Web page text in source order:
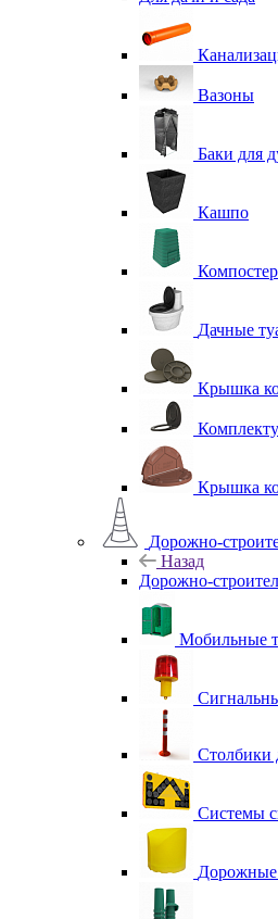
Вазоны
Баки для
Кашпо
Компостер
Дачные
Крышка
Крышка
Дорожно-
Назад
Дорожно-
Мобильные
Столбики
Системы